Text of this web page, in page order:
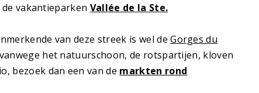
vakantieparken Vallée de la Ste.
van deze streek is wel deGorges du
het natuurschoon, de rotspartijen, kloven
bezoek dan een van de markten rond